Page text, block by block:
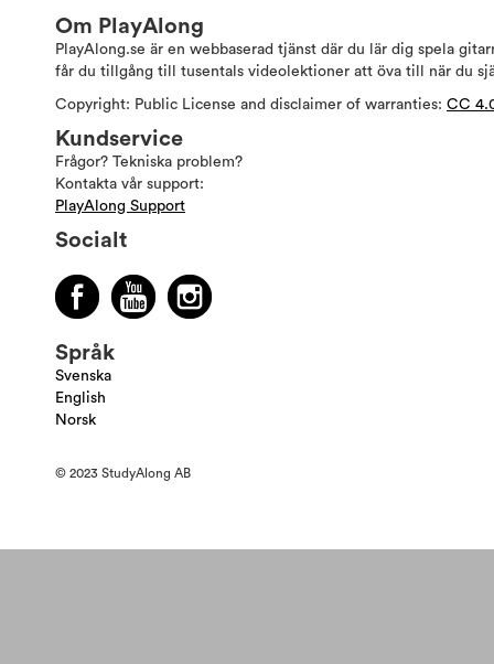
Om PlayAlong
PlayAlong.se är en webbaserad tjänst där du lär dig spela
får du tillgång till tusentals videolektioner att öva till när du
Copyright: Public License and disclaimer of warranties: CC
Kundservice
Frågor? Tekniska problem?
Kontakta vår support:
PlayAlong Support
Socialt
Språk
Svenska
English
Norsk
© 2023 StudyAlong AB